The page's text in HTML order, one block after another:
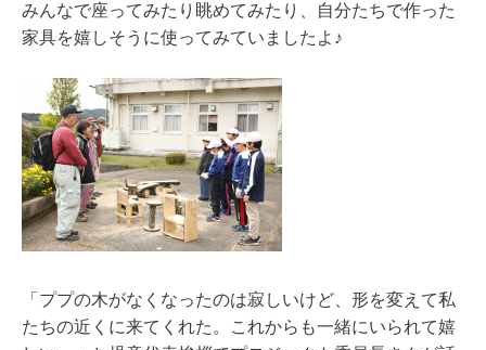
みんなで座ってみたり眺めてみたり、自分たちで作った
家具を嬉しそうに使ってみていましたよ♪
「ププの木がなくなったのは寂しいけど、形を変えて私
たちの近くに来てくれた。これからも一緒にいられて嬉